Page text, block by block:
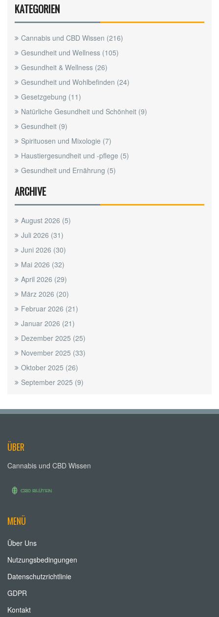
KATEGORIEN
Cannabis und CBD Wissen (216)
Gesundheit und Wellness (105)
Gesundheit & Wellness (26)
Gesundheit und Wohlbefinden (24)
Gesetzgebung (11)
Natürliche Gesundheit und Schönheit (9)
Gesundheit (9)
Spirituosen und Mixologie (7)
Haustiergesundheit und -pflege (5)
Gesundheit und Ernährung (5)
ARCHIVE
August 2026 (5)
Juli 2026 (31)
Juni 2026 (30)
Mai 2026 (32)
April 2026 (29)
März 2026 (20)
Februar 2026 (21)
Januar 2026 (21)
Dezember 2025 (25)
November 2025 (33)
Oktober 2025 (26)
September 2025 (9)
ÜBER
Cannabis und CBD Wissen
MENÜ
Über Uns
Nutzungsbedingungen
Datenschutzrichtlinie
GDPR
Kontakt